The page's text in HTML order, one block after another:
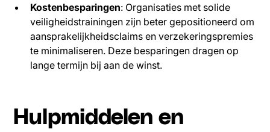
Kostenbesparingen: Organisaties met solide
veiligheidstrainingen zijn beter gepositioneerd om
aansprakelijkheidsclaims en verzekeringspremies
te minimaliseren. Deze besparingen dragen op
lange termijn bij aan de winst.
Hulpmiddelen en